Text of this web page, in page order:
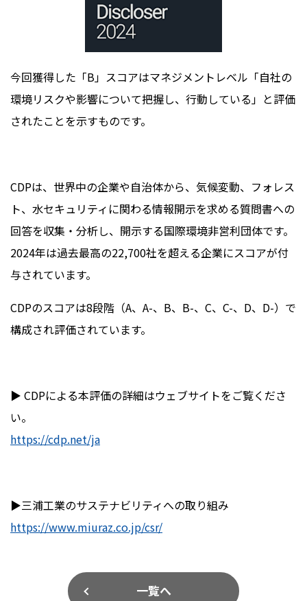
今回獲得した「B」スコアはマネジメントレベル「自社の
環境リスクや影響について把握し、行動している」と評価
されたことを示すものです。
CDPは、世界中の企業や自治体から、気候変動、フォレス
ト、水セキュリティに関わる情報開示を求める質問書への
回答を収集・分析し、開示する国際環境非営利団体です。
2024年は過去最高の22,700社を超える企業にスコアが付
与されています。
CDPのスコアは8段階（A、 A-、 B、 B-、 C、 C-、 D、 D-）で
構成され評価されています。
▶ CDPによる本評価の詳細はウェブサイトをご覧くださ
い。
https://cdp.net/ja
▶三浦工業のサステナビリティへの取り組み
https://www.miuraz.co.jp/csr/
一覧へ